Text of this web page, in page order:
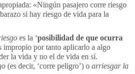
«Ningún pasajero corre riesgo
si hay riesgo de vida para la
es la ‘posibilidad de que ocurra
impropio por tanto aplicarlo a algo
la vida y no el de vida en sí.
(es decir, ‘corre peligro’) o arriesgar la